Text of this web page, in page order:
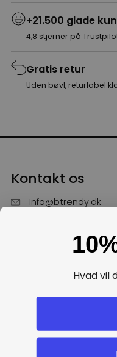
+21.500 glade
4,8 stjerner på
Gratis retur
Uden bøvl, returlabel
Kontakt os
Info@btrendy.dk
Hverdage fra kl. 10 -
Hvad vil